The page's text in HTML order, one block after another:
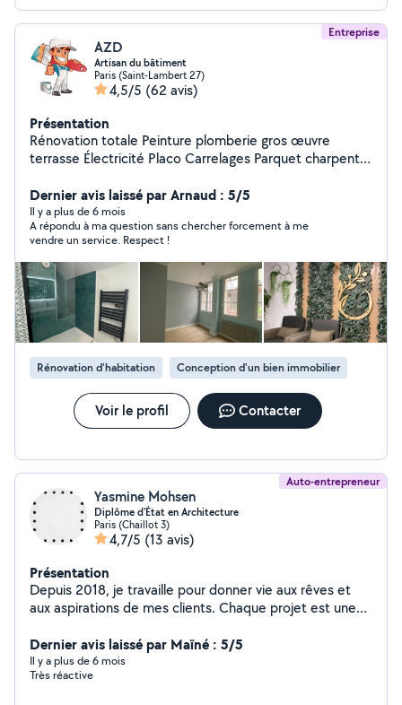
concrétiser.
Entreprise
AZD
Artisan du bâtiment
Paris (Saint-Lambert 27)
4,5/5 (62 avis)
Présentation
Rénovation totale Peinture plomberie gros œuvre
terrasse Électricité Placo Carrelages Parquet charpente
Dernier avis laissé par Arnaud : 5/5
Il y a plus de 6 mois
A répondu à ma question sans chercher forcement à me
vendre un service. Respect !
Rénovation d'habitation Conception d'un bien immobilier
Voir le profil Contacter
Auto-entrepreneur
Yasmine Mohsen
Diplôme d'État en Architecture
Paris (Chaillot 3)
4,7/5 (13 avis)
Présentation
Depuis 2018, je travaille pour donner vie aux rêves et
aux aspirations de mes clients. Chaque projet est une
créer des environnements qui inspirent et enrichissent
la vie. Passionné par l'art de transformer les espaces en
reflets personnalisés de l'esthétique et du style de vie
Dernier avis laissé par Maïné : 5/5
Il y a plus de 6 mois
Très réactive